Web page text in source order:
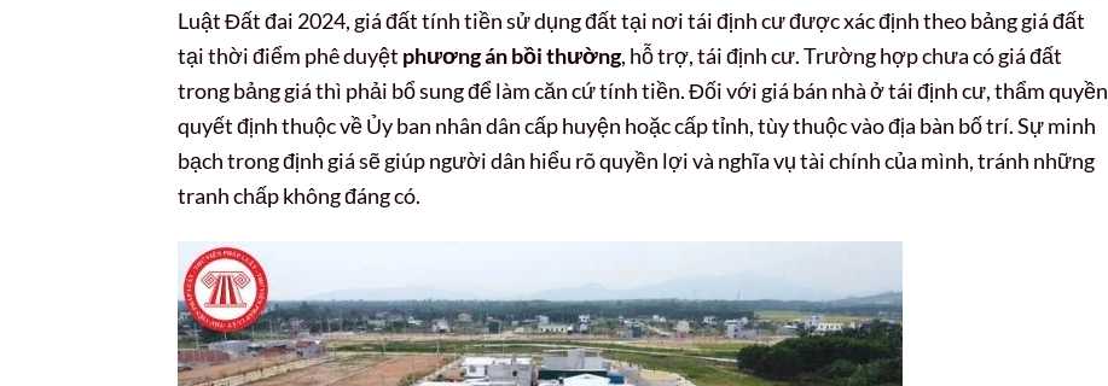
Luật Đất đai 2024, giá đất tính tiền sử dụng đất tại nơi tái định cư được xác định theo bảng giá đất
tại thời điểm phê duyệt phương án bồi thường, hỗ trợ, tái định cư. Trường hợp chưa có giá đất
trong bảng giá thì phải bổ sung để làm căn cứ tính tiền. Đối với giá bán nhà ở tái định cư, thẩm quyền
quyết định thuộc về Ủy ban nhân dân cấp huyện hoặc cấp tỉnh, tùy thuộc vào địa bàn bố trí. Sự minh
bạch trong định giá sẽ giúp người dân hiểu rõ quyền lợi và nghĩa vụ tài chính của mình, tránh những
tranh chấp không đáng có.